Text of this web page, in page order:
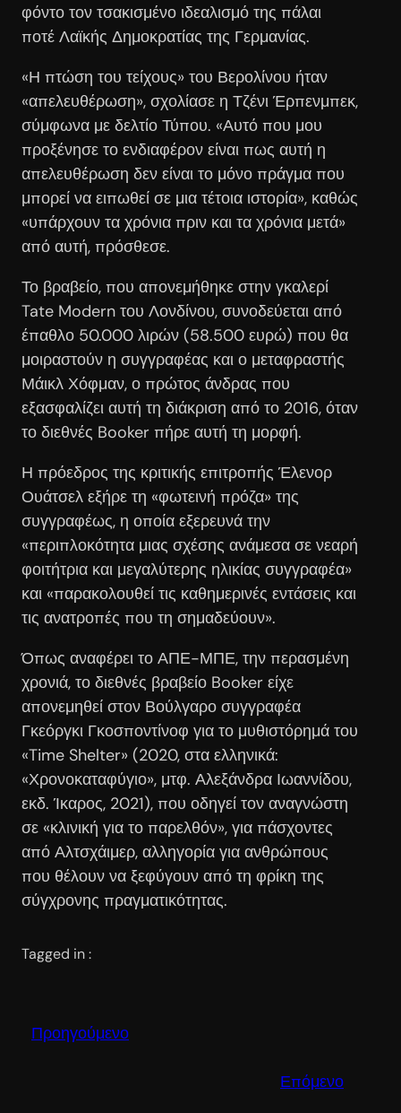
φόντο τον τσακισμένο ιδεαλισμό της πάλαι
ποτέ Λαϊκής Δημοκρατίας της Γερμανίας.
«Η πτώση του τείχους» του Βερολίνου ήταν
«απελευθέρωση», σχολίασε η Τζένι Έρπενμπεκ,
σύμφωνα με δελτίο Τύπου. «Αυτό που μου
προξένησε το ενδιαφέρον είναι πως αυτή η
απελευθέρωση δεν είναι το μόνο πράγμα που
μπορεί να ειπωθεί σε μια τέτοια ιστορία», καθώς
«υπάρχουν τα χρόνια πριν και τα χρόνια μετά»
από αυτή, πρόσθεσε.
Το βραβείο, που απονεμήθηκε στην γκαλερί
Tate Modern του Λονδίνου, συνοδεύεται από
έπαθλο 50.000 λιρών (58.500 ευρώ) που θα
μοιραστούν η συγγραφέας και ο μεταφραστής
Μάικλ Χόφμαν, ο πρώτος άνδρας που
εξασφαλίζει αυτή τη διάκριση από το 2016, όταν
το διεθνές Booker πήρε αυτή τη μορφή.
Η πρόεδρος της κριτικής επιτροπής Έλενορ
Ουάτσελ εξήρε τη «φωτεινή πρόζα» της
συγγραφέως, η οποία εξερευνά την
«περιπλοκότητα μιας σχέσης ανάμεσα σε νεαρή
φοιτήτρια και μεγαλύτερης ηλικίας συγγραφέα»
και «παρακολουθεί τις καθημερινές εντάσεις και
τις ανατροπές που τη σημαδεύουν».
Όπως αναφέρει το ΑΠΕ-ΜΠΕ, την περασμένη
χρονιά, το διεθνές βραβείο Booker είχε
απονεμηθεί στον Βούλγαρο συγγραφέα
Γκεόργκι Γκοσποντίνοφ για το μυθιστόρημά του
«Time Shelter» (2020, στα ελληνικά:
«Χρονοκαταφύγιο», μτφ. Αλεξάνδρα Ιωαννίδου,
εκδ. Ίκαρος, 2021), που οδηγεί τον αναγνώστη
σε «κλινική για το παρελθόν», για πάσχοντες
από Αλτσχάιμερ, αλληγορία για ανθρώπους
που θέλουν να ξεφύγουν από τη φρίκη της
σύγχρονης πραγματικότητας.
Tagged in :
Προηγούμενο
Επόμενο